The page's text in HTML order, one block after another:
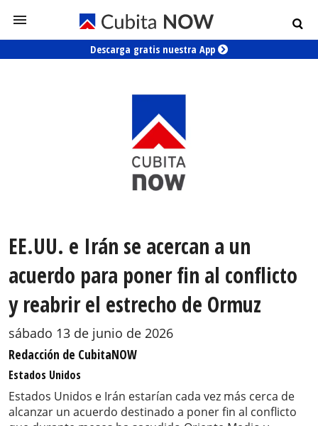
Descarga gratis nuestra App
EE.UU. e Irán se acercan a un
acuerdo para poner fin al conflicto
y reabrir el estrecho de Ormuz
sábado 13 de junio de 2026
Redacción de CubitaNOW
Estados Unidos
Estados Unidos e Irán estarían cada vez más cerca de
alcanzar un acuerdo destinado a poner fin al conflicto